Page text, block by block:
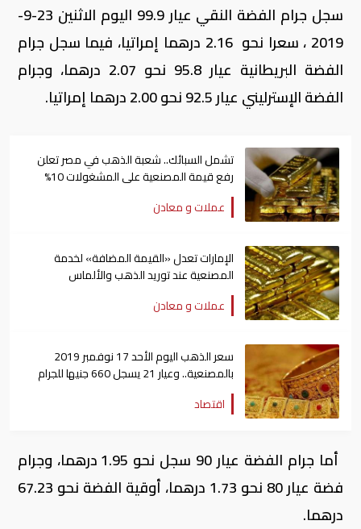
سجل جرام الفضة النقي عيار 99.9 اليوم الاثنين 23-9-
2019 ، سعرا نحو 2.16 درهما إمراتيا، فيما سجل جرام
الفضة البريطانية عيار 95.8 نحو 2.07 درهما، وجرام
الفضة الإسترليني عيار 92.5 نحو 2.00 درهما إمراتيا.
تشمل السبائك.. شعبة الذهب في مصر تعلن
رفع قيمة المصنعية على المشغولات 10%
عملات و معادن
الإمارات تعدل «القيمة المضافة» لخدمة
المصنعية عند توريد الذهب والألماس
عملات و معادن
سعر الذهب اليوم الأحد 17 نوفمبر 2019
بالمصنعية.. وعيار 21 يسجل 660 جنيها للجرام
اقتصاد
أما جرام الفضة عيار 90 سجل نحو 1.95 درهما، وجرام
فضة عيار 80 نحو 1.73 درهما، أوقية الفضة نحو 67.23
درهما.